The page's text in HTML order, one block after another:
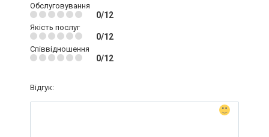
Обслуговування
0/12
Якість послуг
0/12
Співвідношення
0/12
Відгук: